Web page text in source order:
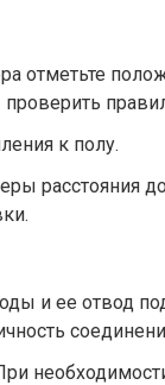
отметьте
к полу.
расстояния
и ее отвод